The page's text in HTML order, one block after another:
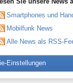
Smartphones und
Mobilfunk News
Alle News als RSS-
Einstellungen